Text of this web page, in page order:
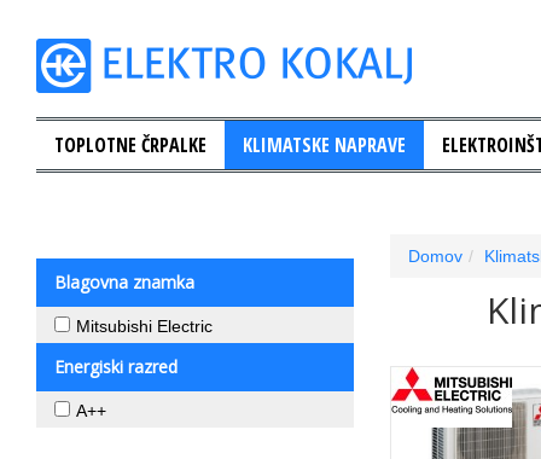
TOPLOTNE ČRPALKE KLIMATSKE NAPRAVE
Blagovna znamka
Mitsubishi Electric
Energiski razred
A++
Domov